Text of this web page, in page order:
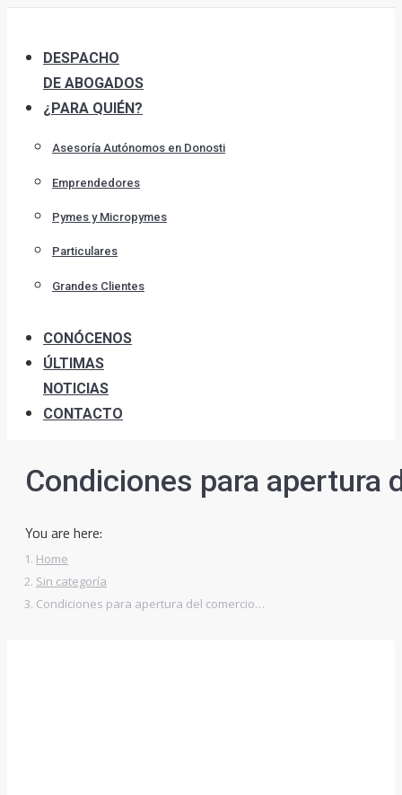
content
DESPACHO
DE ABOGADOS
¿PARA QUIÉN?
Asesoría Autónomos en Donosti
Emprendedores
Pymes y Micropymes
Particulares
Grandes Clientes
CONÓCENOS
ÚLTIMAS
NOTICIAS
CONTACTO
Condiciones para apertura
You are here:
Home
Sin categoría
Condiciones para apertura del comercio…